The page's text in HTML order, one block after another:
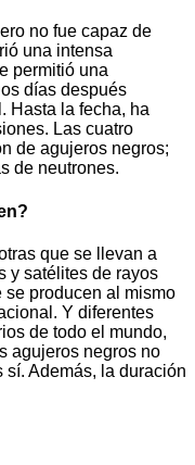
no fue capaz de
una intensa
permitió una
días después
Hasta la fecha, ha
Las cuatro
de agujeros negros;
de neutrones.
que se llevan a
y satélites de rayos
se producen al mismo
Y diferentes
de todo el mundo,
agujeros negros no
Además, la duración